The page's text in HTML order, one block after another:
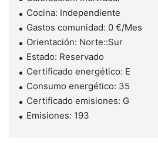
Cocina: Independiente
Gastos comunidad: 0 €/Mes
Orientación: Norte::Sur
Estado: Reservado
Certificado energético: E
Consumo energético: 35
Certificado emisiones: G
Emisiones: 193